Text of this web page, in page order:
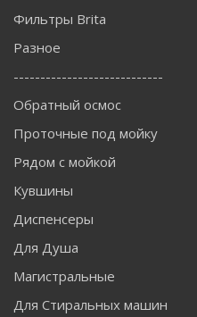
Фильтры Brita
Разное
----------------------------
Обратный осмос
Проточные под мойку
Рядом с мойкой
Кувшины
Диспенсеры
Для Душа
Магистральные
Для Стиральных машин